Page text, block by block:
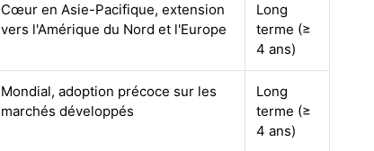
Cœur en Asie-Pacifique, extension
vers l'Amérique du Nord et l'Europe
Long
terme (≥
4 ans)
Mondial, adoption précoce sur les
marchés développés
Long
terme (≥
4 ans)